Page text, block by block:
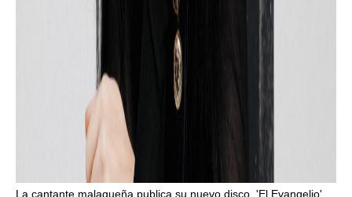
La cantante malagueña publica su nuevo disco, 'El Evangelio',